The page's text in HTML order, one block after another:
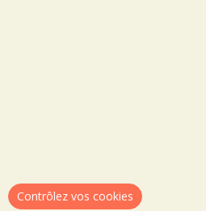
Contrôlez vos cookies